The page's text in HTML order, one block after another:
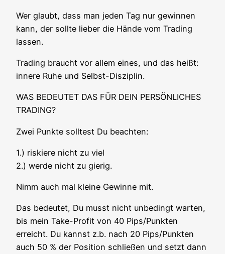
Wer glaubt, dass man jeden Tag nur gewin­nen
kann, der soll­te lie­ber die Hän­de vom Tra­ding
lassen.
Tra­ding braucht vor allem eines, und das heißt:
inne­re Ruhe und Selbst-Disziplin.
WAS BEDEUTET DAS FÜR DEIN PERSÖNLICHES
TRADING?
Zwei Punk­te soll­test Du beachten:
1.) ris­kie­re nicht zu viel
2.) wer­de nicht zu gierig.
Nimm auch mal klei­ne Gewin­ne mit.
Das bedeu­tet, Du musst nicht unbe­dingt war­ten,
bis mein Take-Pro­fit von 40 Pips/Punkten
erreicht. Du kannst z.b. nach 20 Pips/Punkten
auch 50 % der Posi­ti­on schlie­ßen und setzt dann